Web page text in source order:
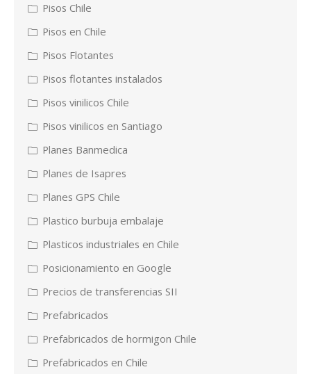
Pisos Chile
Pisos en Chile
Pisos Flotantes
Pisos flotantes instalados
Pisos vinilicos Chile
Pisos vinilicos en Santiago
Planes Banmedica
Planes de Isapres
Planes GPS Chile
Plastico burbuja embalaje
Plasticos industriales en Chile
Posicionamiento en Google
Precios de transferencias SII
Prefabricados
Prefabricados de hormigon Chile
Prefabricados en Chile